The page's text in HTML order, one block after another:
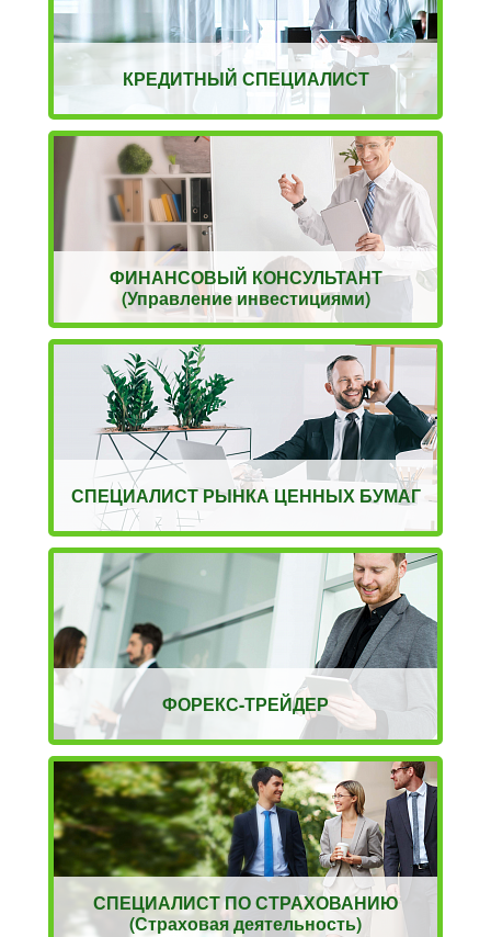
КРЕДИТНЫЙ СПЕЦИАЛИСТ
ФИНАНСОВЫЙ КОНСУЛЬТАНТ
(Управление инвестициями)
СПЕЦИАЛИСТ РЫНКА ЦЕННЫХ БУМАГ
ФОРЕКС-ТРЕЙДЕР
СПЕЦИАЛИСТ ПО СТРАХОВАНИЮ
(Страховая деятельность)